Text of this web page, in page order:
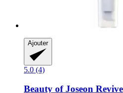
Ajouter
5.0 (4)
Beauty of Joseon